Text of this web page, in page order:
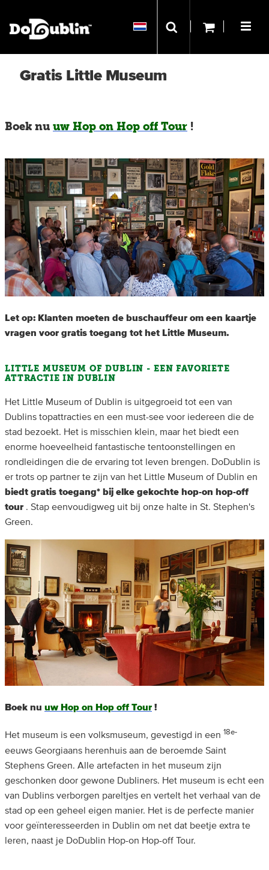
Gratis Little Museum
Boek nu uw Hop on Hop off Tour !
Let op: Klanten moeten de buschauffeur om een kaartje
vragen voor gratis toegang tot het Little Museum.
LITTLE MUSEUM OF DUBLIN - EEN FAVORIETE
ATTRACTIE IN DUBLIN
Het Little Museum of Dublin is uitgegroeid tot een van
Dublins topattracties en een must-see voor iedereen die de
stad bezoekt. Het is misschien klein, maar het biedt een
enorme hoeveelheid fantastische tentoonstellingen en
rondleidingen die de ervaring tot leven brengen. DoDublin is
er trots op partner te zijn van het Little Museum of Dublin en
biedt gratis toegang* bij elke gekochte hop-on hop-off
tour . Stap eenvoudigweg uit bij onze halte in St. Stephen's
Green.
Boek nu uw Hop on Hop off Tour !
Het museum is een volksmuseum, gevestigd in een 18e-
eeuws Georgiaans herenhuis aan de beroemde Saint
Stephens Green. Alle artefacten in het museum zijn
geschonken door gewone Dubliners. Het museum is echt een
van Dublins verborgen pareltjes en vertelt het verhaal van de
stad op een geheel eigen manier. Het is de perfecte manier
voor geïnteresseerden in Dublin om net dat beetje extra te
leren, naast je DoDublin Hop-on Hop-off Tour.